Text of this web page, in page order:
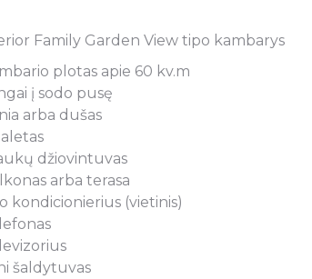
Family Garden View tipo kambarys
plotas apie 60 kv.m
į sodo pusę
arba dušas
džiovintuvas
arba terasa
kondicionierius (vietinis)
šaldytuvas
nariams draudimus. Davė daug
pan. Viską atspausdino , sudėjo į
palinkėjo geros kelionės. Nežinau
būtume užtrūkę, jei patys
Šią kelionių agentūrą
visiems.